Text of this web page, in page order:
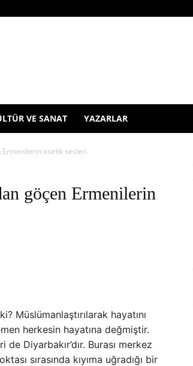
VE SANAT YAZARLAR
asırlık sesleri
göçen Ermenilerin
Müslümanlaştırılarak hayatını
herkesin hayatına değmiştir.
Diyarbakır’dır. Burası merkez
sırasında kıyıma uğradığı bir